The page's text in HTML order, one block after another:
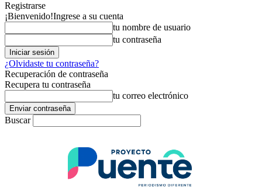
Registrarse
¡Bienvenido!Ingrese a su cuenta
tu nombre de usuario
tu contraseña
¿Olvidaste tu contraseña?
Recuperación de contraseña
Recupera tu contraseña
tu correo electrónico
Buscar